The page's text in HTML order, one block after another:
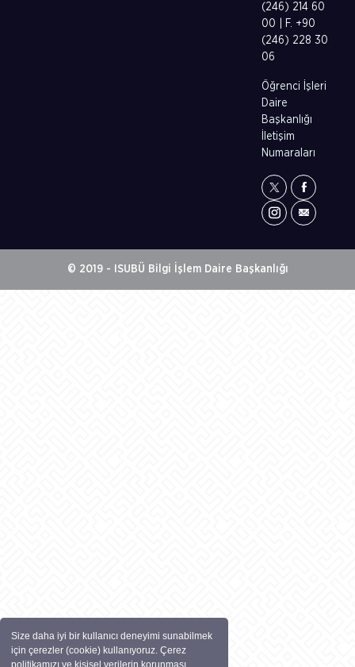
Size daha iyi bir kullanıcı deneyimi sunabilmek
için çerezler (cookie) kullanıyoruz. Çerez
(246) 214 60
00 | F. +90
(246) 228 30
06
Öğrenci İşleri
Daire
Başkanlığı
İletişim
Numaraları
© 2019 - ISUBÜ Bilgi İşlem Daire Başkanlığı